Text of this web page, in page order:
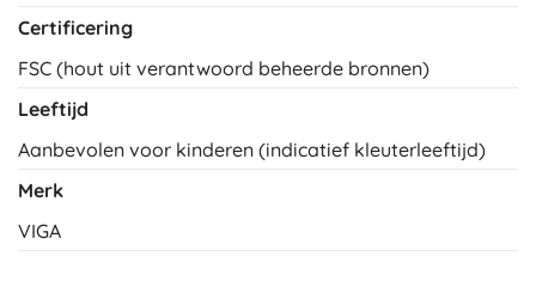
Certificering
FSC (hout uit verantwoord beheerde bronnen)
Leeftijd
Aanbevolen voor kinderen (indicatief kleuterleeftijd)
Merk
VIGA